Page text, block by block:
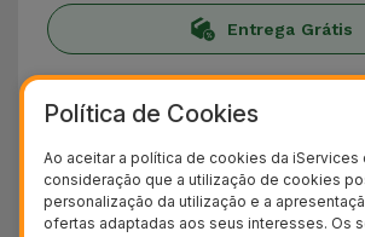
Entrega Grátis
Conheça o Porta Cartões
Madeira
Descubra oPorta Cartões de
perfeita para quem procura uma
Política de Cookies
Ao aceitar a política de cookies da iServices
consideração que a utilização de cookies
personalização da utilização e a
ofertas adaptadas aos seus interesses. Os